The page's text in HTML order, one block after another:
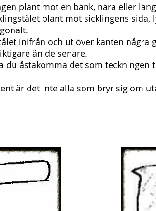
plant mot en bänk, nära eller
plant mot sicklingens sida,
inifrån och ut över kanten några
än de senare.
du åstakomma det som teckningen
är det inte alla som bryr sig om